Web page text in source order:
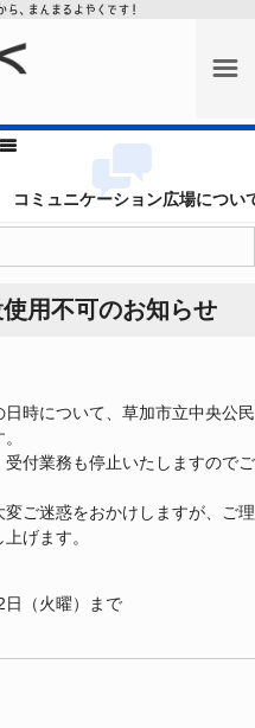
コミュニケーション広場につい
用不可のお知らせ
時について、草加市立中央公民
付業務も停止いたしますのでご
ご迷惑をおかけしますが、ご理
げます。
（火曜）まで